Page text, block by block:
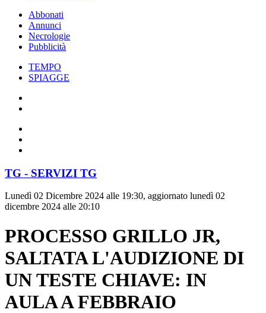
Abbonati
Annunci
Necrologie
Pubblicità
TEMPO
SPIAGGE
TG - SERVIZI TG
Lunedì 02 Dicembre 2024 alle 19:30, aggiornato lunedì 02
dicembre 2024 alle 20:10
PROCESSO GRILLO JR,
SALTATA L'AUDIZIONE DI
UN TESTE CHIAVE: IN
AULA A FEBBRAIO